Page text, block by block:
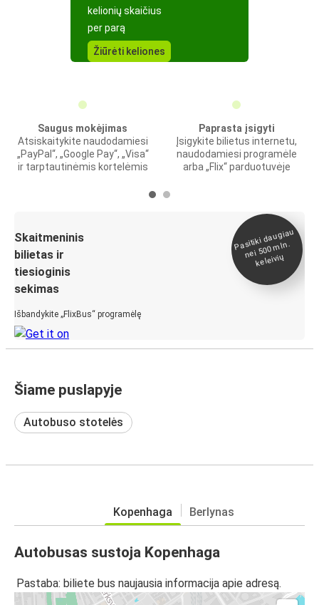
kelionių skaičius
per parą
Žiūrėti keliones
Saugus mokėjimas
Atsiskaitykite naudodamiesi
„PayPal“, „Google Pay“, „Visa“
ir tarptautinėmis kortelėmis
Paprasta įsigyti
Įsigykite bilietus internetu,
naudodamiesi programėle
arba „Flix“ parduotuvėje
Skaitmeninis
bilietas ir
tiesioginis
sekimas
Išbandykite „FlixBus“ programėlę
Pasitiki daugiau
nei 500
mln.
keleivių
Šiame puslapyje
Autobuso stotelės
Kopenhaga Berlynas
Autobusas sustoja Kopenhaga
Pastaba: biliete bus naujausia informacija apie adresą.